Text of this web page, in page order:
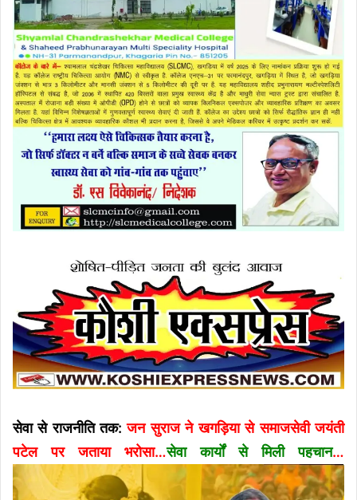
सेवा से राजनीति तक: जन सुराज ने खगड़िया से समाजसेवी जयंती
पटेल पर जताया भरोसा…सेवा कार्यों से मिली पहचान…